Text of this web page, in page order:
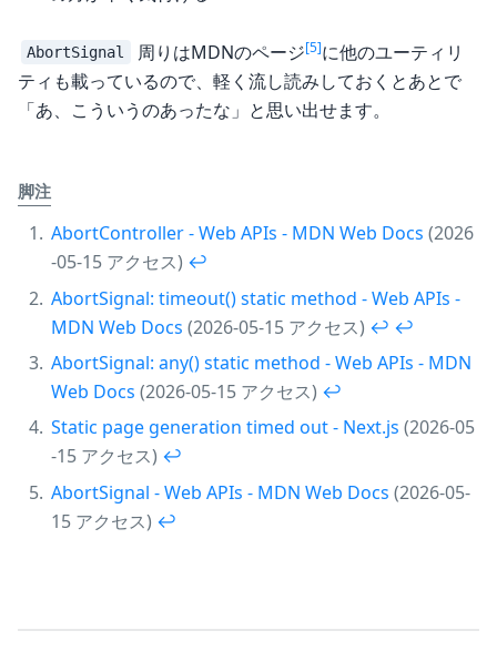
AbortSignal 周りはMDNのページ[5]に他のユーティリ
ティも載っているので、軽く流し読みしておくとあとで
「あ、こういうのあったな」と思い出せます。
脚注
AbortController - Web APIs - MDN Web Docs (2026
-05-15 アクセス) ↩︎
AbortSignal: timeout() static method - Web APIs -
MDN Web Docs (2026-05-15 アクセス) ↩︎ ↩︎
AbortSignal: any() static method - Web APIs - MDN
Web Docs (2026-05-15 アクセス) ↩︎
Static page generation timed out - Next.js (2026-05
-15 アクセス) ↩︎
AbortSignal - Web APIs - MDN Web Docs (2026-05-
15 アクセス) ↩︎